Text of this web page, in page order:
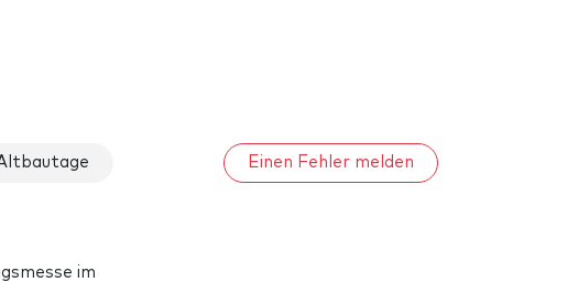
Einen Fehler melden
im